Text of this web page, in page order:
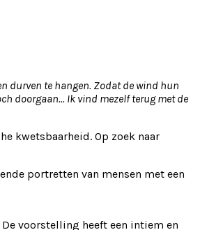
durven te hangen. Zodat de wind hun
doorgaan... Ik vind mezelf terug met de
kwetsbaarheid. Op zoek naar
portretten van mensen met een
voorstelling heeft een intiem en